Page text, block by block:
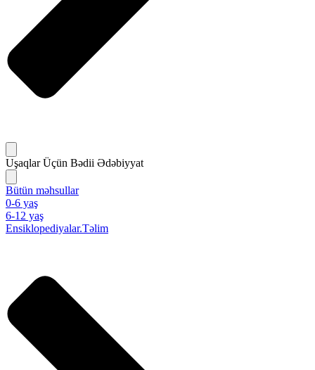
Uşaqlar Üçün Bədii Ədəbiyyat
Bütün məhsullar
0-6 yaş
6-12 yaş
Ensiklopediyalar.Təlim